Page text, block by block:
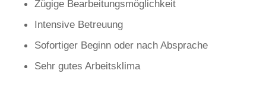
Zügige Bearbeitungsmöglichkeit
Intensive Betreuung
Sofortiger Beginn oder nach Absprache
Sehr gutes Arbeitsklima